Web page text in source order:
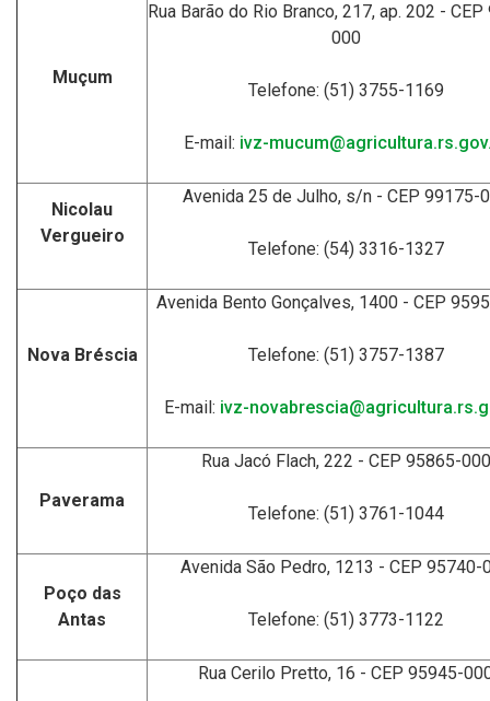
Muçum
Rua Barão do Rio Branco, 217, ap. 202 -
000
Telefone: (51) 3755-1169
E-mail: ivz-
Nicolau
Vergueiro
Avenida 25 de Julho, s/n - CEP 99175-
Telefone: (54) 3316-1327
Nova Bréscia
Avenida Bento Gonçalves, 1400 - CEP
Telefone: (51) 3757-1387
E-mail: ivz-
Paverama
Rua Jacó Flach, 222 - CEP 95865-000
Telefone: (51) 3761-1044
Poço das
Antas
Avenida São Pedro, 1213 - CEP 95740-
Telefone: (51) 3773-1122
Rua Cerilo Pretto, 16 - CEP 95945-